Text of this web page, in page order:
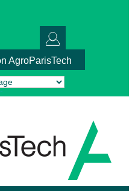
AgroParisTech
Translate